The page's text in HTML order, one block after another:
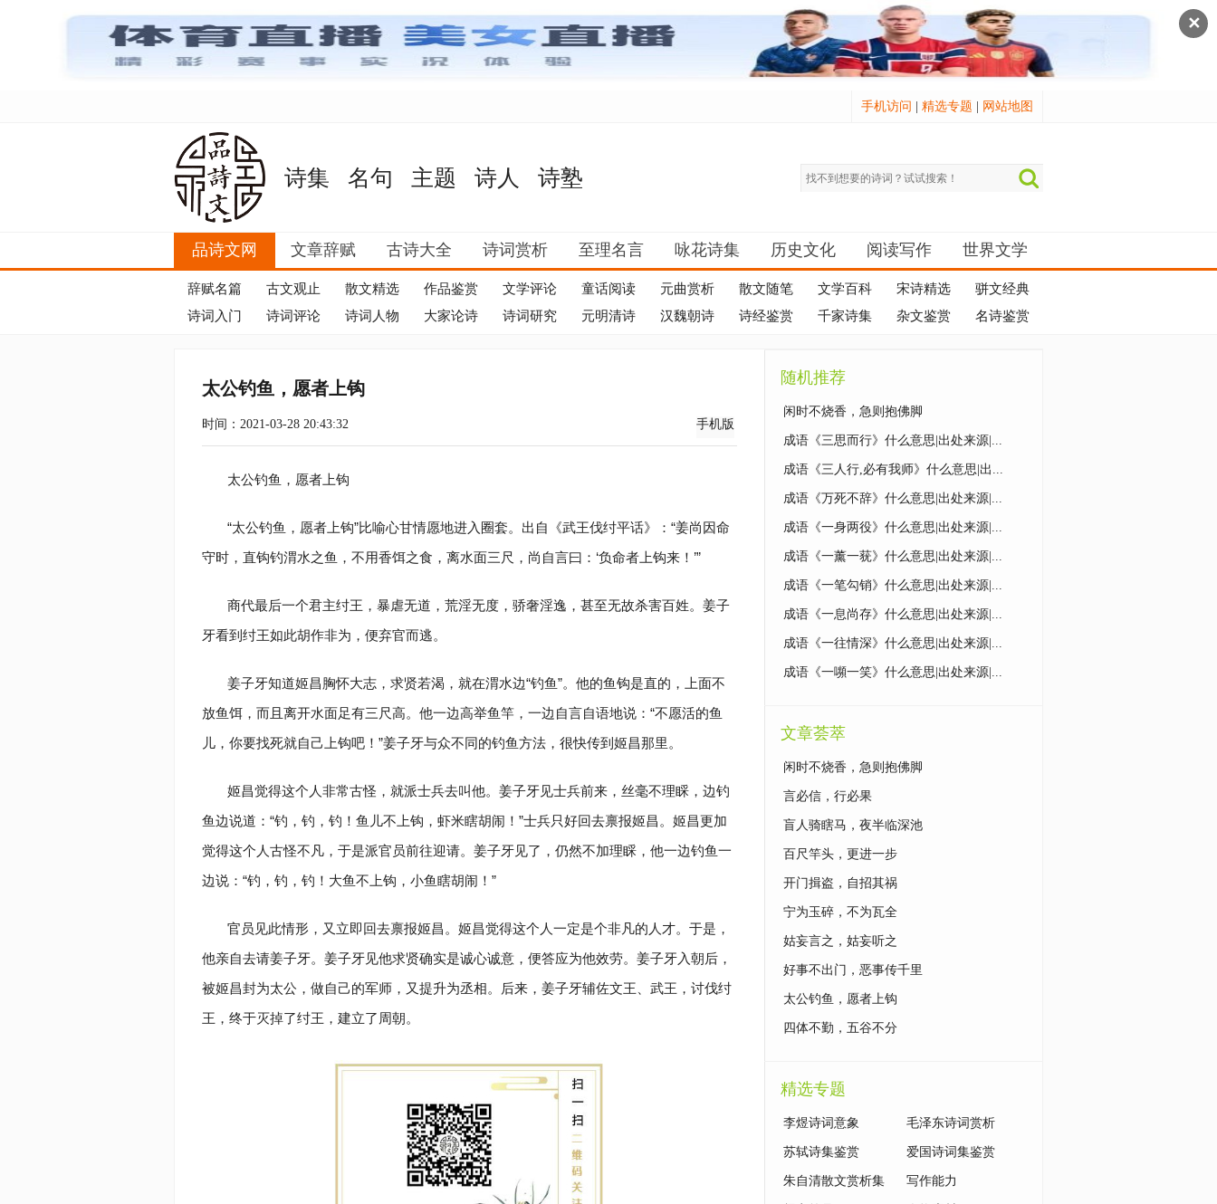
✕
手机访问 精选专题 网站地图
诗集 名句 主题 诗人 诗塾
品诗文网 文章辞赋 古诗大全 诗词赏析 至理名言 咏花诗集 历史文化 阅读写作 世界文学
辞赋名篇 古文观止 散文精选 作品鉴赏 文学评论 童话阅读 元曲赏析 散文随笔 文学百科 宋诗精选
骈文经典
诗词入门
诗词评论 诗词人物 大家论诗 诗词研究 元明清诗 汉魏朝诗 诗经鉴赏 千家诗集 杂文鉴赏 名诗鉴赏
太公钓鱼，愿者上钩
时间：2021-03-28 20:43:32 手机版
太公钓鱼，愿者上钩
“太公钓鱼，愿者上钩”比喻心甘情愿地进入圈套。出自《武王伐纣平话》：“姜尚因命
守时，直钩钓渭水之鱼，不用香饵之食，离水面三尺，尚自言曰：‘负命者上钩来！’”
商代最后一个君主纣王，暴虐无道，荒淫无度，骄奢淫逸，甚至无故杀害百姓。姜子
牙看到纣王如此胡作非为，便弃官而逃。
姜子牙知道姬昌胸怀大志，求贤若渴，就在渭水边“钓鱼”。他的鱼钩是直的，上面不
放鱼饵，而且离开水面足有三尺高。他一边高举鱼竿，一边自言自语地说：“不愿活的鱼
儿，你要找死就自己上钩吧！”姜子牙与众不同的钓鱼方法，很快传到姬昌那里。
姬昌觉得这个人非常古怪，就派士兵去叫他。姜子牙见士兵前来，丝毫不理睬，边钓
鱼边说道：“钓，钓，钓！鱼儿不上钩，虾米瞎胡闹！”士兵只好回去禀报姬昌。姬昌更加
觉得这个人古怪不凡，于是派官员前往迎请。姜子牙见了，仍然不加理睬，他一边钓鱼一
边说：“钓，钓，钓！大鱼不上钩，小鱼瞎胡闹！”
官员见此情形，又立即回去禀报姬昌。姬昌觉得这个人一定是个非凡的人才。于是，
他亲自去请姜子牙。姜子牙见他求贤确实是诚心诚意，便答应为他效劳。姜子牙入朝后，
被姬昌封为太公，做自己的军师，又提升为丞相。后来，姜子牙辅佐文王、武王，讨伐纣
王，终于灭掉了纣王，建立了周朝。
随机推荐
闲时不烧香，急则抱佛脚
成语《三思而行》什么意思|出处来源|...
成语《三人行,必有我师》什么意思|出...
成语《万死不辞》什么意思|出处来源|...
成语《一身两役》什么意思|出处来源|...
成语《一薰一莸》什么意思|出处来源|...
成语《一笔勾销》什么意思|出处来源|...
成语《一息尚存》什么意思|出处来源|...
成语《一往情深》什么意思|出处来源|...
成语《一嚬一笑》什么意思|出处来源|...
文章荟萃
闲时不烧香，急则抱佛脚
言必信，行必果
盲人骑瞎马，夜半临深池
百尺竿头，更进一步
开门揖盗，自招其祸
宁为玉碎，不为瓦全
姑妄言之，姑妄听之
好事不出门，恶事传千里
太公钓鱼，愿者上钩
四体不勤，五谷不分
精选专题
李煜诗词意象 毛泽东诗词赏析
苏轼诗集鉴赏 爱国诗词集鉴赏
朱自清散文赏析集 写作能力